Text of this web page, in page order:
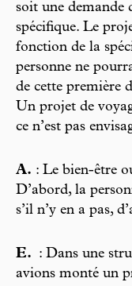
soit une demande
spécifique. Le
fonction de la
personne ne
de cette première
Un projet de
ce n’est pas
A. : Le bien-être
D’abord, la
s’il n’y en a pas,
E.
: Dans une
avions monté un